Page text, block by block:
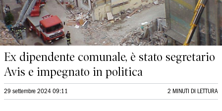
Ex dipendente comunale, è stato segretario
Avis e impegnato in politica
29 settembre 2024 09:11 2 MINUTI DI LETTURA